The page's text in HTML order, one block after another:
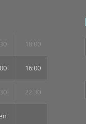
18:00
16:00
22:30